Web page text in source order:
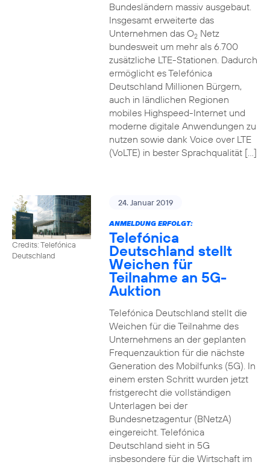
Bundesländern massiv ausgebaut.
Insgesamt erweiterte das
Unternehmen das O2Netz
bundesweit um mehr als 6.700
zusätzliche LTE-Stationen. Dadurch
ermöglicht es Telefónica
Deutschland Millionen Bürgern,
auch in ländlichen Regionen
mobiles Highspeed-Internet und
moderne digitale Anwendungen zu
nutzen sowie dank Voice over LTE
(VoLTE) in bester Sprachqualität […]
Credits: Telefónica
Deutschland
24. Januar 2019
ANMELDUNG ERFOLGT:
Telefónica
Deutschland stellt
Weichen für
Teilnahme an 5G-
Auktion
Telefónica Deutschland stellt die
Weichen für die Teilnahme des
Unternehmens an der geplanten
Frequenzauktion für die nächste
Generation des Mobilfunks (5G). In
einem ersten Schritt wurden jetzt
fristgerecht die vollständigen
Unterlagen bei der
Bundesnetzagentur (BNetzA)
eingereicht. Telefónica
Deutschland sieht in 5G
insbesondere für die Wirtschaft im